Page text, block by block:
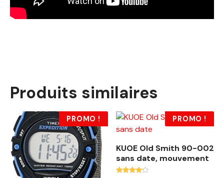
Produits similaires
PROMO ! PROMO !
KUOE Old Smith 90-002
sans date, mouvement